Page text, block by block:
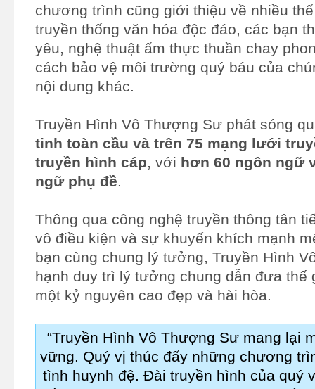
chương trình cũng giới thiệu về nhiều
truyền thống văn hóa độc đáo, các bạn
yêu, nghệ thuật ẩm thực thuần chay
cách bảo vệ môi trường quý báu của
nội dung khác.
Truyền Hình Vô Thượng Sư phát sóng
tinh toàn cầu và trên 75 mạng lưới
truyền hình cáp, với hơn 60 ngôn ngữ
ngữ phụ đề.
Thông qua công nghệ truyền thông tân
vô điều kiện và sự khuyến khích mạnh
bạn cùng chung lý tưởng, Truyền Hình
hạnh duy trì lý tưởng chung dẫn đưa thế
một kỷ nguyên cao đẹp và hài hòa.
“Truyền Hình Vô Thượng Sư mang lại
vững. Quý vị thúc đẩy những chương
tình huynh đệ. Đài truyền hình của quý